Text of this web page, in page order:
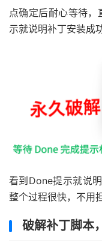
点确定后耐心等待
示就说明补丁安装成
看到Done提示就说
整个过程很快，不用
破解补丁脚本